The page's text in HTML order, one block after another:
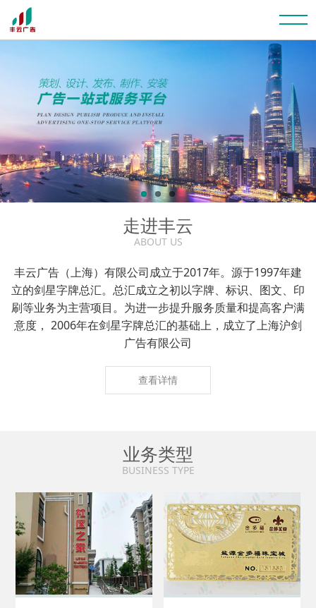
走进丰云
ABOUT US
丰云广告（上海）有限公司成立于2017年。源于1997年建
立的剑星字牌总汇。总汇成立之初以字牌、标识、图文、印
刷等业务为主营项目。为进一步提升服务质量和提高客户满
意度， 2006年在剑星字牌总汇的基础上，成立了上海沪剑
广告有限公司
查看详情
业务类型
BUSINESS TYPE